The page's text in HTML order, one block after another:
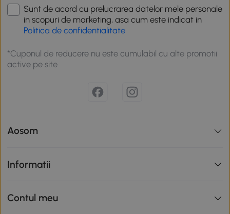
Sunt de acord cu prelucrarea datelor mele personale
in scopuri de marketing, asa cum este indicat in
Politica de confidentialitate
*Cuponul de reducere nu este cumulabil cu alte promotii
active pe site
Aosom
Informatii
Contul meu